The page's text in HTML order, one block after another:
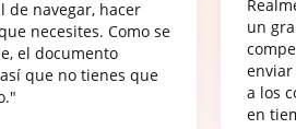
de navegar, hacer
necesites. Como se
el documento
que no tienes que
un
a los
en